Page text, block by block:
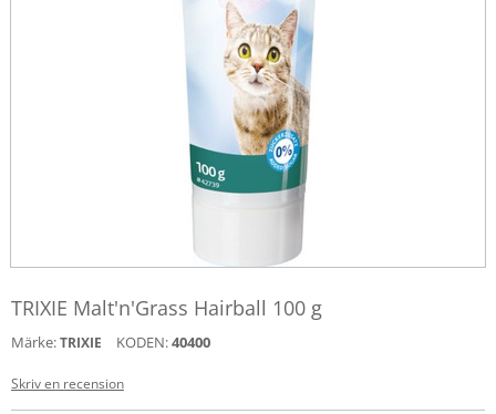
TRIXIE Malt'n'Grass Hairball 100 g
Märke:TRIXIE KODEN:40400
Skriv en recension